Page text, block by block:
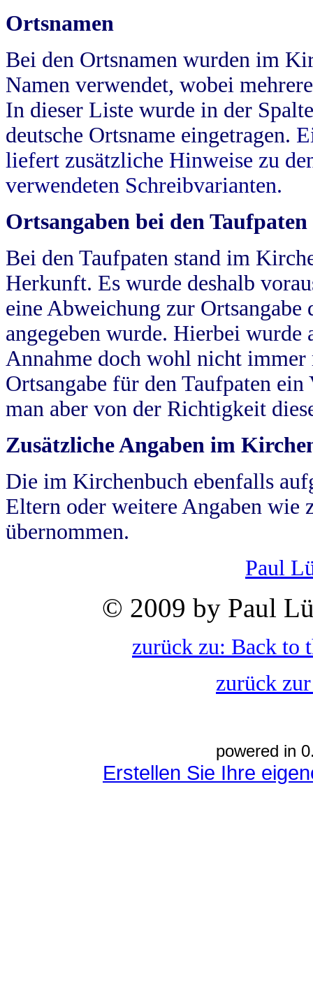
Ortsnamen
Bei den Ortsnamen wurden im
Namen verwendet, wobei
In dieser Liste wurde in der
deutsche Ortsname eingetragen.
liefert zusätzliche Hinweise zu
verwendeten Schreibvarianten.
Ortsangaben bei den Taufpaten
Bei den Taufpaten stand im
Herkunft. Es wurde deshalb
eine Abweichung zur
angegeben wurde. Hierbei wurde
Annahme doch wohl nicht
Ortsangabe für den Taufpaten
man aber von der Richtigkeit
Zusätzliche Angaben im
Die im Kirchenbuch ebenfalls
Eltern oder weitere Angaben wie
übernommen.
Paul
© 2009 by Paul
zurück zu: Back to
zurück
powered in
Erstellen Sie Ihre